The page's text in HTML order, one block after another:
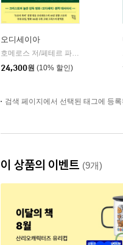
오디세이아
호메로스 저/페테르 파울 루벤스 그림/박문재 역
24,300원 (10% 할인)
검색 페이지에서 선택된 태그에 등
이 상품의 이벤트 (9개)